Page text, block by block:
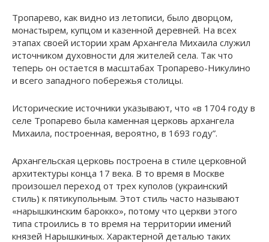
Тропарево, как видно из летописи, было дворцом,
монастырем, купцом и казенной деревней. На всех
этапах своей истории храм Архангела Михаила служил
источником духовности для жителей села. Так что
теперь он остается в масштабах Тропарево-Никулино
и всего западного побережья столицы.
Исторические источники указывают, что «в 1704 году в
селе Тропарево была каменная церковь архангела
Михаила, построенная, вероятно, в 1693 году”.
Архангельская церковь построена в стиле церковной
архитектуры конца 17 века. В то время в Москве
произошел переход от трех куполов (украинский
стиль) к пятикупольным. Этот стиль часто называют
«нарышкинским барокко», потому что церкви этого
типа строились в то время на территории имений
князей Нарышкиных. Характерной деталью таких